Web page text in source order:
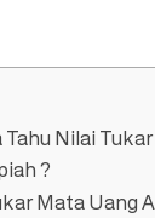
Tahu Nilai
?
Mata Uang